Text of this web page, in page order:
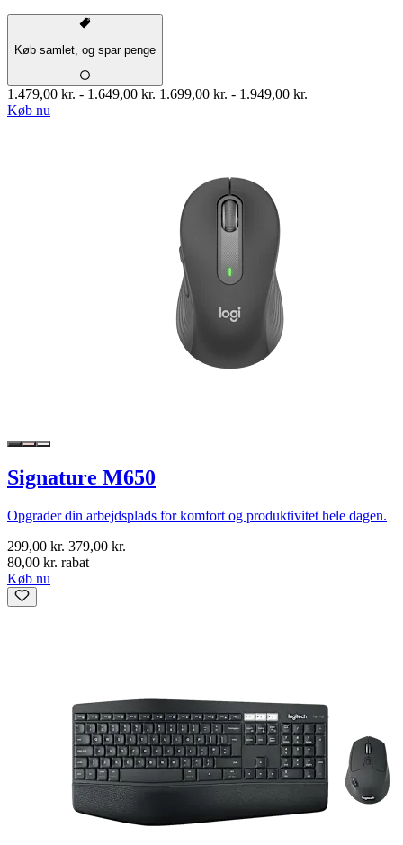
Køb samlet, og spar penge
1.479,00 kr. - 1.649,00 kr. 1.699,00 kr. - 1.949,00 kr.
Køb nu
Signature M650
Opgrader din arbejdsplads for komfort og produktivitet hele dagen.
299,00 kr. 379,00 kr.
80,00 kr. rabat
Køb nu